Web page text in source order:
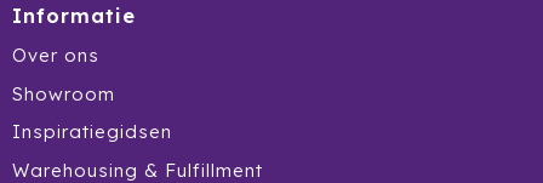
Oma's Brievenbustaart
Opinel
Orrefors
Informatie
Over ons
Showroom
Inspiratiegidsen
Warehousing & Fulfillment